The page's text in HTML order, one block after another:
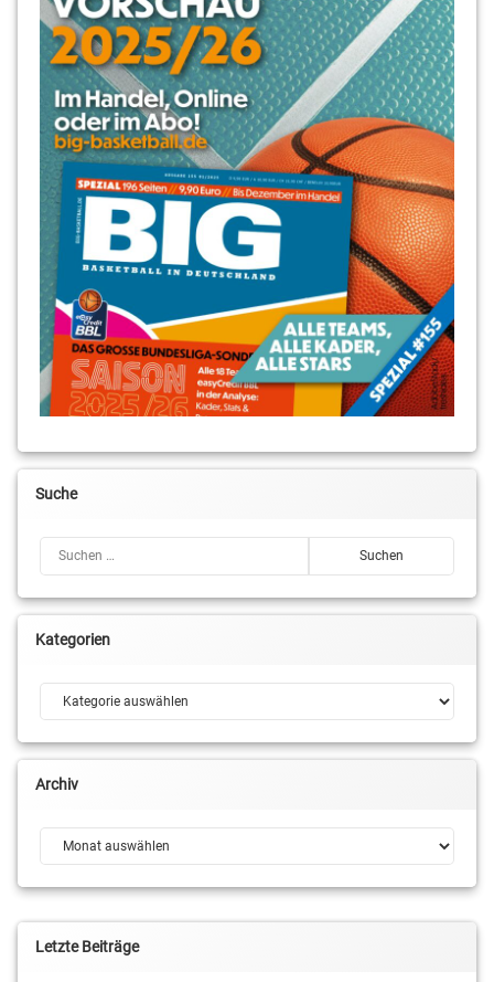
Suche
Kategorien
Archiv
Letzte Beiträge